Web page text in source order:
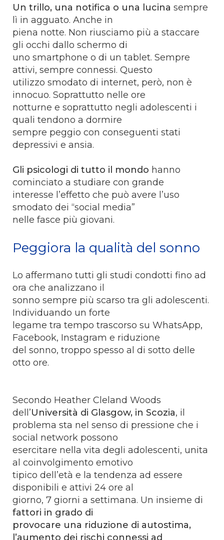
Un trillo, una notifica o una lucina sempre
lì in agguato. Anche in
piena notte. Non riusciamo più a staccare
gli occhi dallo schermo di
uno smartphone o di un tablet. Sempre
attivi, sempre connessi. Questo
utilizzo smodato di internet, però, non è
innocuo. Soprattutto nelle ore
notturne e soprattutto negli adolescenti i
quali tendono a dormire
sempre peggio con conseguenti stati
depressivi e ansia.
Gli psicologi di tutto il mondo hanno
cominciato a studiare con grande
interesse l’effetto che può avere l’uso
smodato dei “social media”
nelle fasce più giovani.
Peggiora la qualità del sonno
Lo affermano tutti gli studi condotti fino ad
ora che analizzano il
sonno sempre più scarso tra gli adolescenti.
Individuando un forte
legame tra tempo trascorso su WhatsApp,
Facebook, Instagram e riduzione
del sonno, troppo spesso al di sotto delle
otto ore.
Secondo Heather Cleland Woods
dell’Università di Glasgow, in Scozia, il
problema sta nel senso di pressione che i
social network possono
esercitare nella vita degli adolescenti, unita
al coinvolgimento emotivo
tipico dell’età e la tendenza ad essere
disponibili e attivi 24 ore al
giorno, 7 giorni a settimana. Un insieme di
fattori in grado di
provocare una riduzione di autostima,
l’aumento dei rischi connessi ad